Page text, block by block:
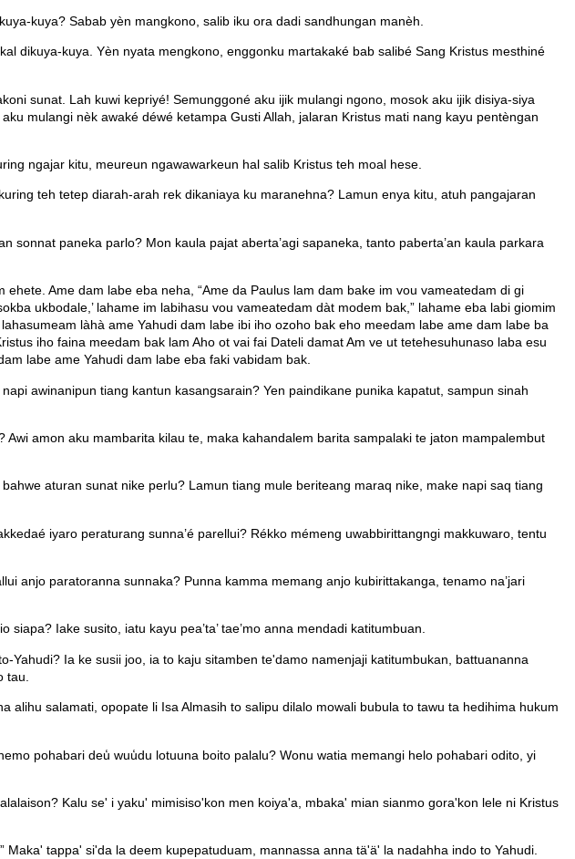
kuya? Sabab yèn mangkono, salib iku ora dadi sandhungan manèh.
dikuya-kuya. Yèn nyata mengkono, enggonku martakaké bab salibé Sang Kristus mesthiné
sunat. Lah kuwi kepriyé! Semunggoné aku ijik mulangi ngono, mosok aku ijik disiya-siya
mulangi nèk awaké déwé ketampa Gusti Allah, jalaran Kristus mati nang kayu pentèngan
ngajar kitu, meureun ngawawarkeun hal salib Kristus teh moal hese.
teh tetep diarah-arah rek dikaniaya ku maranehna? Lamun enya kitu, atuh pangajaran
sonnat paneka parlo? Mon kaula pajat aberta’agi sapaneka, tanto paberta’an kaula parkara
Ame dam labe eba neha, “Ame da Paulus lam dam bake im vou vameatedam di gi
ukbodale,’ lahame im labihasu vou vameatedam dàt modem bak,” lahame eba labi giomim
làhà ame Yahudi dam labe ibi iho ozoho bak eho meedam labe ame dam labe ba
iho faina meedam bak lam Aho ot vai fai Dateli damat Am ve ut tetehesuhunaso laba esu
labe ame Yahudi dam labe eba faki vabidam bak.
awinanipun tiang kantun kasangsarain? Yen paindikane punika kapatut, sampun sinah
amon aku mambarita kilau te, maka kahandalem barita sampalaki te jaton mampalembut
aturan sunat nike perlu? Lamun tiang mule beriteang maraq nike, make napi saq tiang
iyaro peraturang sunna’é parellui? Rékko mémeng uwabbirittangngi makkuwaro, tentu
anjo paratoranna sunnaka? Punna kamma memang anjo kubirittakanga, tenamo na’jari
siapa? Iake susito, iatu kayu pea’ta’ tae’mo anna mendadi katitumbuan.
Ia ke susii joo, ia to kaju sitamben te'damo namenjaji katitumbukan, battuananna
tau.
salamati, opopate li Isa Almasih to salipu dilalo mowali bubula to tawu ta hedihima hukum
pohabari deu̒ wuu̒du lotuuna boito palalu? Wonu watia memangi helo pohabari odito, yi
Kalu se' i yaku' mimisiso'kon men koiya'a, mbaka' mian sianmo gora'kon lele ni Kristus
tappa' si'da la deem kupepatuduam, mannassa anna tä'ä' la nadahha indo to Yahudi.